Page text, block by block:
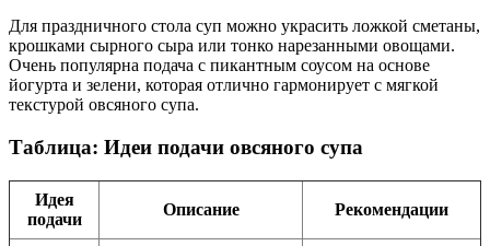
Для праздничного стола суп можно украсить ложкой сметаны,
крошками сырного сыра или тонко нарезанными овощами.
Очень популярна подача с пикантным соусом на основе
йогурта и зелени, которая отлично гармонирует с мягкой
текстурой овсяного супа.
Таблица: Идеи подачи овсяного супа
Идея
подачи
Описание Рекомендации